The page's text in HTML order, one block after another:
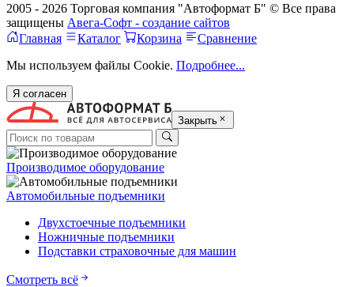
2005 - 2026 Торговая компания "Автоформат Б" © Все права
защищены Авега-Софт - создание сайтов
Главная
Каталог Корзина
Сравнение
Мы используем файлы Cookie. Подробнее...
Я согласен
Закрыть
Производимое оборудование
Автомобильные подъемники
Двухстоечные подъемники
Ножничные подъемники
Подставки страховочные для машин
Смотреть всё